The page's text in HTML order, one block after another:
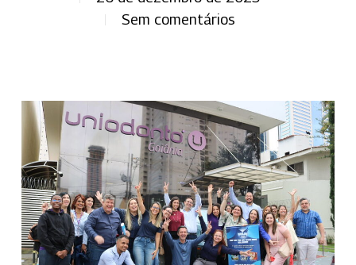
Sem comentários